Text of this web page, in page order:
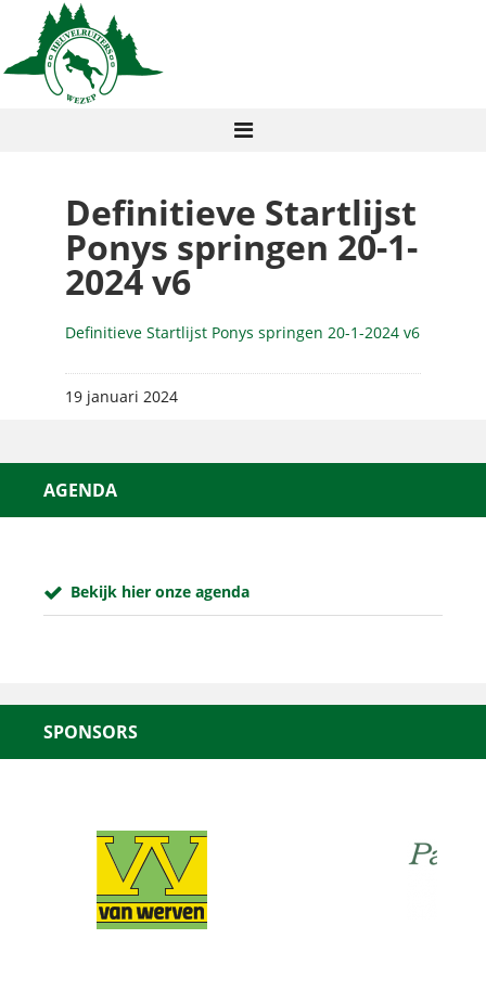
Definitieve Startlijst
Ponys springen 20-1-
2024 v6
Definitieve Startlijst Ponys springen 20-1-2024 v6
19 januari 2024
AGENDA
Bekijk hier onze agenda
SPONSORS